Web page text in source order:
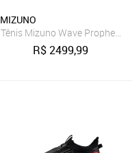
MIZUNO
Tênis Mizuno Wave Prophecy 15
R$2499,99